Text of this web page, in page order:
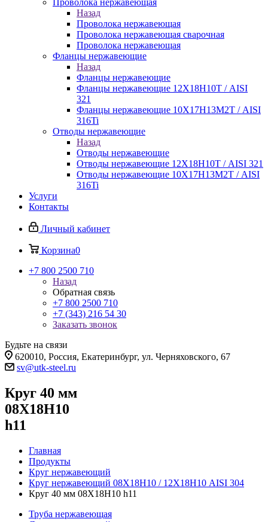
Проволока нержавеющая
Назад
Проволока нержавеющая
Проволока нержавеющая сварочная
Проволока нержавеющая
Фланцы нержавеющие
Назад
Фланцы нержавеющие
Фланцы нержавеющие 12Х18Н10Т / AISI
321
Фланцы нержавеющие 10Х17Н13М2Т / AISI
316Ti
Отводы нержавеющие
Назад
Отводы нержавеющие
Отводы нержавеющие 12Х18Н10Т / AISI 321
Отводы нержавеющие 10Х17Н13М2Т / AISI
316Ti
Услуги
Контакты
Личный кабинет
Корзина0
+7 800 2500 710
Назад
Обратная связь
+7 800 2500 710
+7 (343) 216 54 30
Заказать звонок
Будьте на связи
620010, Россия, Екатеринбург, ул. Черняховского, 67
sv@utk-steel.ru
Круг 40 мм
08Х18Н10
h11
Главная
Продукты
Круг нержавеющий
Круг нержавеющий 08Х18Н10 / 12Х18Н10 AISI 304
Круг 40 мм 08Х18Н10 h11
Труба нержавеющая